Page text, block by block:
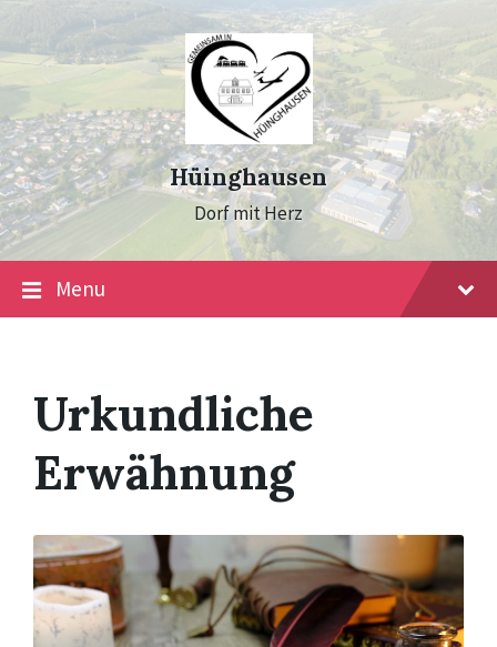
Skip
content
Skip
main
navigation
Skip
footer
Hüinghausen
Dorf mit Herz
Menu
Urkundliche
Erwähnung